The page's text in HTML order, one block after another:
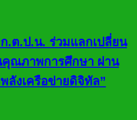
.ต.ป.น. ร่วมแลกเปลี่ยน
คุณภาพการศึกษา ผ่าน
ลังเครือข่ายดิจิทัล”